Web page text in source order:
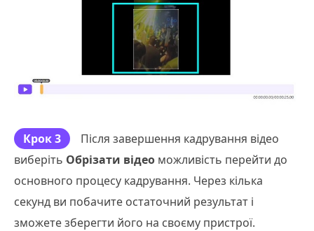
Крок 3
Після завершення кадрування відео
виберіть Обрізати відео можливість перейти до
основного процесу кадрування. Через кілька
секунд ви побачите остаточний результат і
зможете зберегти його на своєму пристрої.